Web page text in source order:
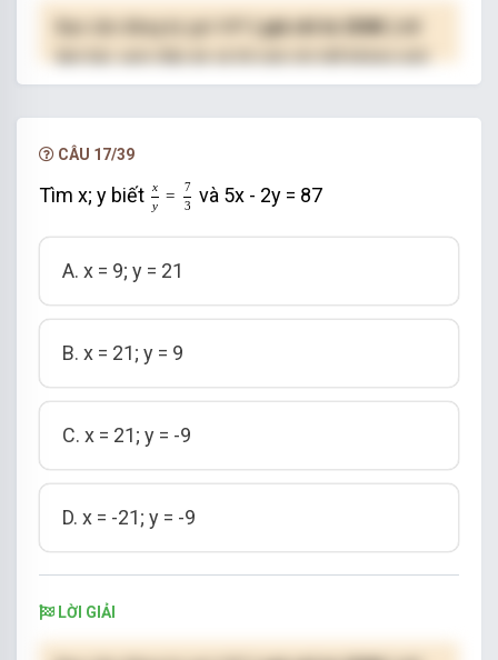
( giá chỉ từ 250K )
làm bài, xem đáp án và lời giải chi tiết không giới
hạn.
CÂU 17/39
Tìm x; y biết
x
y
=
7
3
x =7
và 5x - 2y = 87
A. x = 9; y = 21
B. x = 21; y = 9
C. x = 21; y = -9
D. x = -21; y = -9
LỜI GIẢI